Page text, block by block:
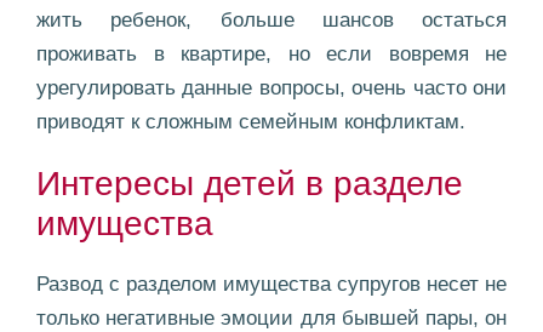
жить ребенок, больше шансов остаться
проживать в квартире, но если вовремя не
урегулировать данные вопросы, очень часто они
приводят к сложным семейным конфликтам.
Интересы детей в разделе
имущества
Развод с разделом имущества супругов несет не
только негативные эмоции для бывшей пары, он